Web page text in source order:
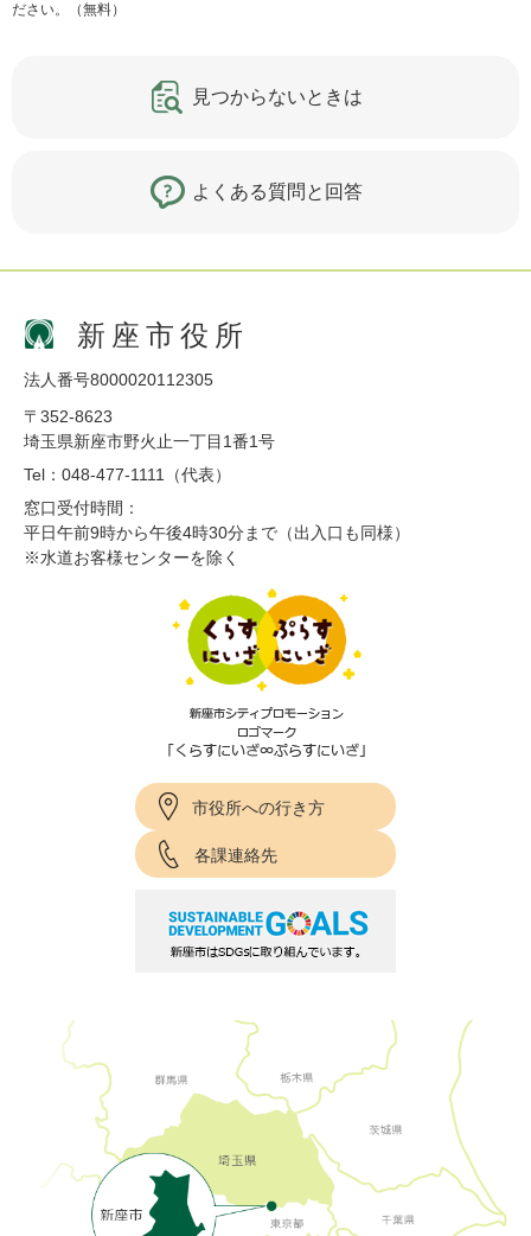
ださい。（無料）
見つからないときは
よくある質問と回答
新座市役所
法人番号8000020112305
〒352-8623
埼玉県新座市野火止一丁目1番1号
Tel：048-477-1111（代表）
窓口受付時間：
平日午前9時から午後4時30分まで（出入口も同様）
※水道お客様センターを除く
市役所への行き方
各課連絡先